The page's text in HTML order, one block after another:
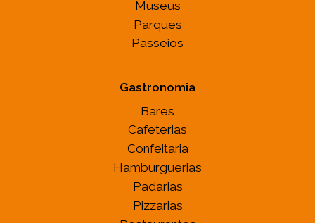
Museus
Parques
Passeios
Gastronomia
Bares
Cafeterias
Confeitaria
Hamburguerias
Padarias
Pizzarias